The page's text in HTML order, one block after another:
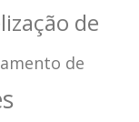
de
de